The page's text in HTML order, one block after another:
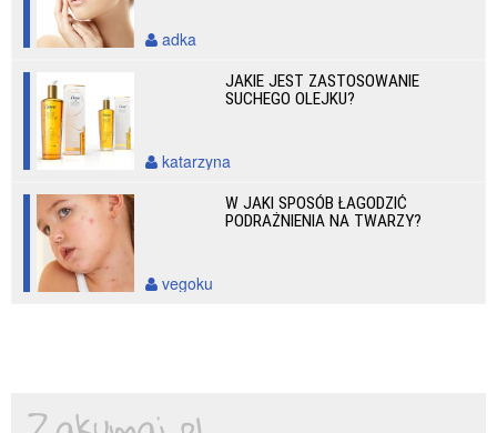
adka
JAKIE JEST ZASTOSOWANIE
SUCHEGO OLEJKU?
katarzyna
W JAKI SPOSÓB ŁAGODZIĆ
PODRAŻNIENIA NA TWARZY?
vegoku